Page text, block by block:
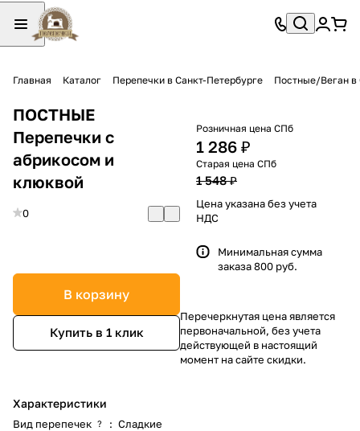
Главная Каталог Перепечки в Санкт-Петербурге Постные/Веган в
ПОСТНЫЕ
Перепечки с
абрикосом и
клюквой
0
В корзину
Купить в 1 клик
Характеристики
Вид перепечек ? : Сладкие
Розничная цена СПб
1 286 ₽
Старая цена СПб
1 548 ₽
Цена указана без учета
НДС
Минимальная сумма
заказа 800 руб.
Перечеркнутая цена является
первоначальной, без учета
действующей в настоящий
момент на сайте скидки.